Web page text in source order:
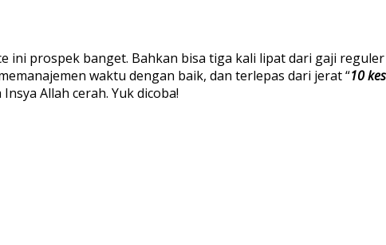
ini prospek banget. Bahkan bisa tiga kali lipat dari gaji
waktu dengan baik, dan terlepas dari jerat “10
Allah cerah. Yuk dicoba!